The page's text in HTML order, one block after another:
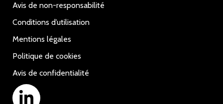
Avis de non-responsabilité
Conditions d’utilisation
Mentions légales
Politique de cookies
Avis de confidentialité